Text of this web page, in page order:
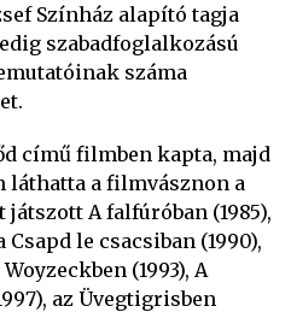
Színház alapító tagja
szabadfoglalkozású
száma
című filmben kapta, majd
láthatta a filmvásznon a
A falfúróban (1985),
Csapd le csacsiban (1990),
(1993), A
az Üvegtigrisben